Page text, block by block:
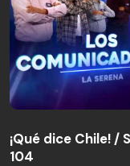
104
¡Qué dice Chile!
104